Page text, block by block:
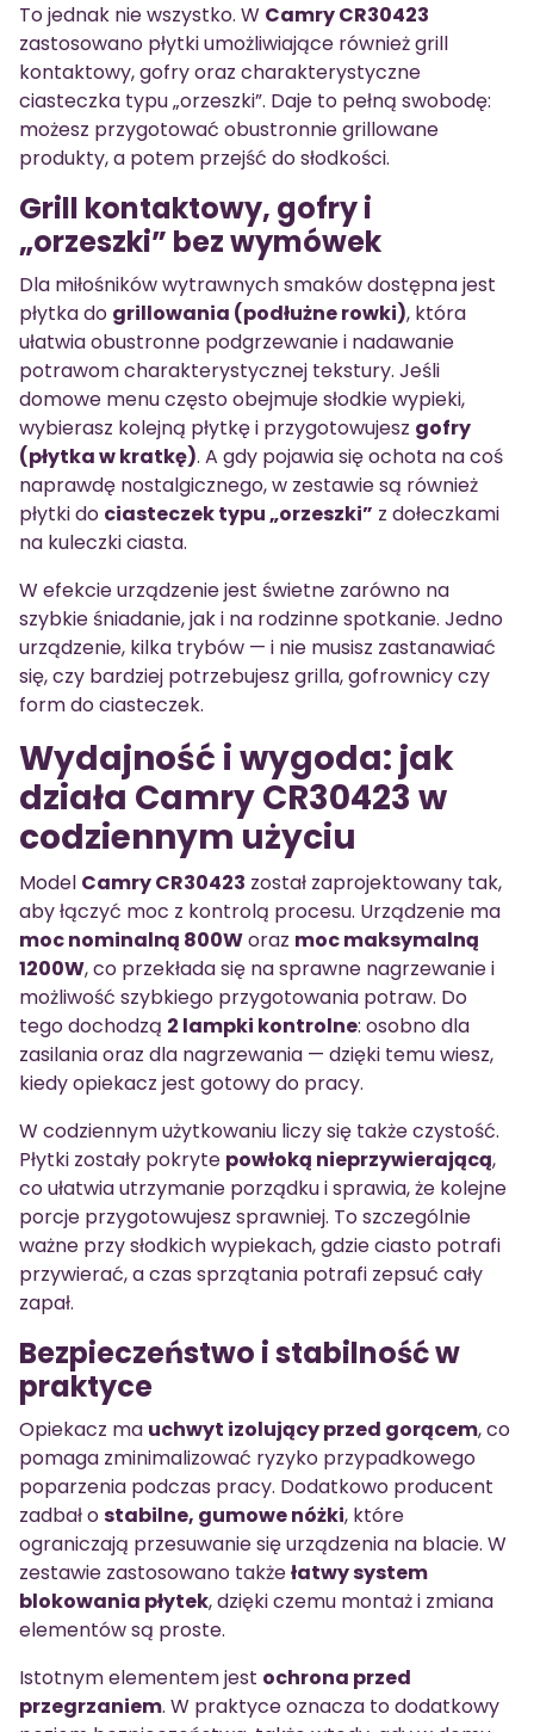
To jednak nie wszystko. W Camry CR30423
zastosowano płytki umożliwiające również grill
kontaktowy, gofry oraz charakterystyczne
ciasteczka typu „orzeszki”. Daje to pełną swobodę:
możesz przygotować obustronnie grillowane
produkty, a potem przejść do słodkości.
Grill kontaktowy, gofry i
„orzeszki” bez wymówek
Dla miłośników wytrawnych smaków dostępna jest
płytka do grillowania (podłużne rowki), która
ułatwia obustronne podgrzewanie i nadawanie
potrawom charakterystycznej tekstury. Jeśli
domowe menu często obejmuje słodkie wypieki,
wybierasz kolejną płytkę i przygotowujesz gofry
(płytka w kratkę). A gdy pojawia się ochota na coś
naprawdę nostalgicznego, w zestawie są również
płytki do ciasteczek typu „orzeszki” z dołeczkami
na kuleczki ciasta.
W efekcie urządzenie jest świetne zarówno na
szybkie śniadanie, jak i na rodzinne spotkanie. Jedno
urządzenie, kilka trybów — i nie musisz zastanawiać
się, czy bardziej potrzebujesz grilla, gofrownicy czy
form do ciasteczek.
Wydajność i wygoda: jak
działa Camry CR30423 w
codziennym użyciu
Model Camry CR30423 został zaprojektowany tak,
aby łączyć moc z kontrolą procesu. Urządzenie ma
moc nominalną 800Woraz moc maksymalną
1200W, co przekłada się na sprawne nagrzewanie i
możliwość szybkiego przygotowania potraw. Do
tego dochodzą 2 lampki kontrolne: osobno dla
zasilania oraz dla nagrzewania — dzięki temu wiesz,
kiedy opiekacz jest gotowy do pracy.
W codziennym użytkowaniu liczy się także czystość.
Płytki zostały pokryte powłoką nieprzywierającą,
co ułatwia utrzymanie porządku i sprawia, że kolejne
porcje przygotowujesz sprawniej. To szczególnie
ważne przy słodkich wypiekach, gdzie ciasto potrafi
przywierać, a czas sprzątania potrafi zepsuć cały
zapał.
Bezpieczeństwo i stabilność w
praktyce
Opiekacz ma uchwyt izolujący przed gorącem, co
pomaga zminimalizować ryzyko przypadkowego
poparzenia podczas pracy. Dodatkowo producent
zadbał ostabilne, gumowe nóżki, które
ograniczają przesuwanie się urządzenia na blacie. W
zestawie zastosowano takżełatwy system
blokowania płytek, dzięki czemu montaż i zmiana
elementów są proste.
Istotnym elementem jest ochrona przed
przegrzaniem. W praktyce oznacza to dodatkowy